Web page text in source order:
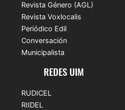
Revista Género (AGL)
Revista Voxlocalis
Periódico Edil
Conversación
Municipalista
REDES UIM
RUDICEL
RIIDEL